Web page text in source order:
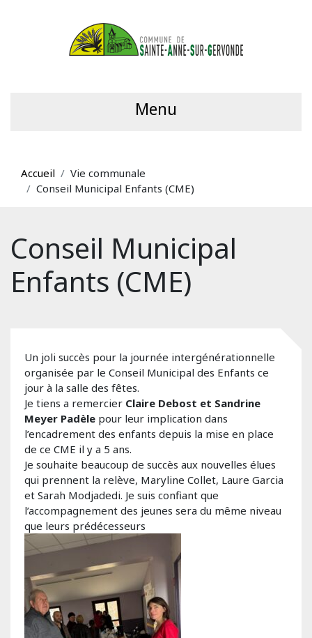
Menu
Accueil
Vie communale
Conseil Municipal Enfants (CME)
Conseil Municipal
Enfants (CME)
Un joli succès pour la journée intergénérationnelle
organisée par le Conseil Municipal des Enfants ce
jour à la salle des fêtes.
Je tiens a remercier Claire Debost et Sandrine
Meyer Padèle pour leur implication dans
l’encadrement des enfants depuis la mise en place
de ce CME il y a 5 ans.
Je souhaite beaucoup de succès aux nouvelles élues
qui prennent la relève, Maryline Collet, Laure Garcia
et Sarah Modjadedi. Je suis confiant que
l’accompagnement des jeunes sera du même niveau
que leurs prédécesseurs